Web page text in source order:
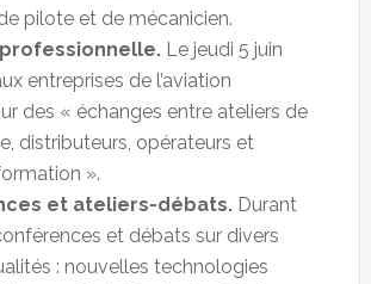
pilote et de mécanicien.
Le jeudi 5 juin
entreprises de l’aviation
des « échanges entre ateliers de
distributeurs, opérateurs et
».
et ateliers-débats.Durant
et débats sur divers
: nouvelles technologies